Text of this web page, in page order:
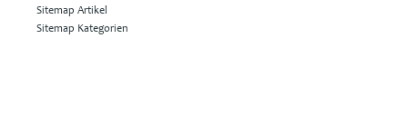
Sitemap Artikel
Sitemap Kategorien